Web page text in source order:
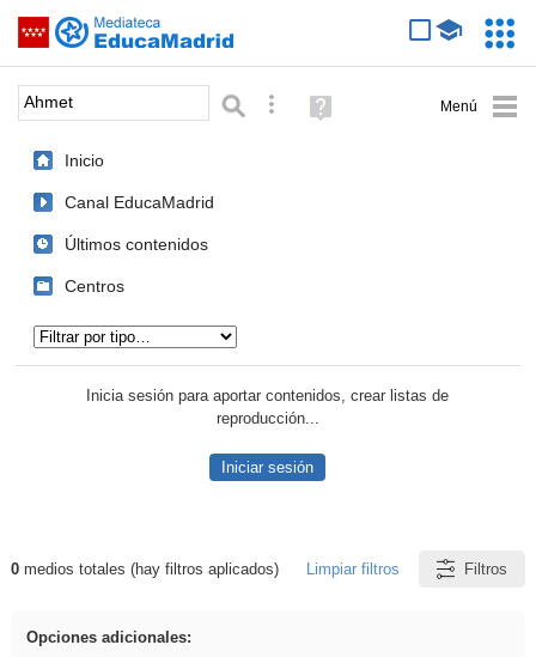
Saltar navegación
Palabra o frase: Búsqueda avanzada
Ayuda
(en
Inicio
Canal EducaMadrid
Últimos contenidos
Centros
Inicia sesión para aportar contenidos, crear listas de
reproducción...
Iniciar sesión
Resultados de: Ahmet
0medios totales (hay filtros aplicados) Limpiar filtros Filtros
Opciones adicionales: